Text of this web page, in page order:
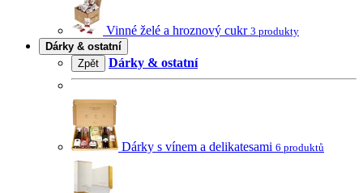
Vinné želé a hroznový cukr 3 produkty
Dárky & ostatní
Zpět
Dárky & ostatní
Dárky s vínem a delikatesami 6 produktů